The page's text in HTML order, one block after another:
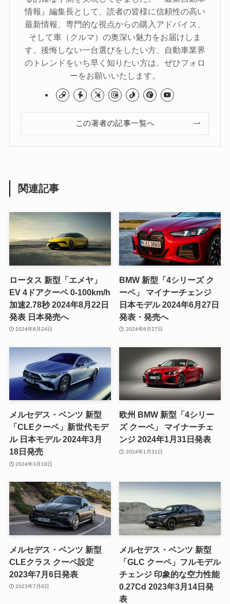
情報』編集長として、読者の皆様に信頼性の高い
最新情報、専門的な視点からの購入アドバイス、
そして車（クルマ）の奥深い魅力をお届けしま
す。後悔しない一台選びをしたい方、自動車業界
のトレンドをいち早く知りたい方は、ぜひフォロ
ーをお願いいたします。
この著者の記事一覧へ
関連記事
ロータス 新型「エメヤ」
EV 4ドアクーペ 0-100km/h
加速2.78秒 2024年8月22日
発表 日本発売へ
2024年8月24日
BMW 新型「4シリーズ ク
ーペ」 マイナーチェンジ
日本モデル 2024年6月27日
発表・発売へ
2024年6月27日
メルセデス・ベンツ 新型
「CLEクーペ」新世代モデ
ル 日本モデル 2024年3月
18日発売
2024年3月18日
欧州 BMW 新型「4シリー
ズ クーペ」 マイナーチェ
ンジ 2024年1月31日発表
2024年1月31日
メルセデス・ベンツ 新型
CLEクラス クーペ設定
2023年7月6日発表
2023年7月6日
メルセデス・ベンツ 新型
「GLC クーペ」フルモデル
チェンジ 印象的な空力性能
0.27Cd 2023年3月14日発
表